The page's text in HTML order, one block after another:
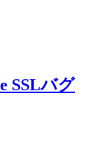
SSLバグ